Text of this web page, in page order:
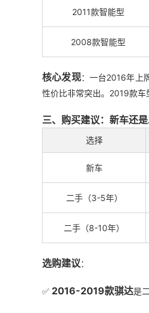
2011款智能型
2008款智能型
核心发现：一台2016年上
性价比非常突出。2019款车
三、购买建议：新车还是
选择
新车
二手（3-5年）
二手（8-10年）
选购建议：
✅ 2016-2019款骐达是